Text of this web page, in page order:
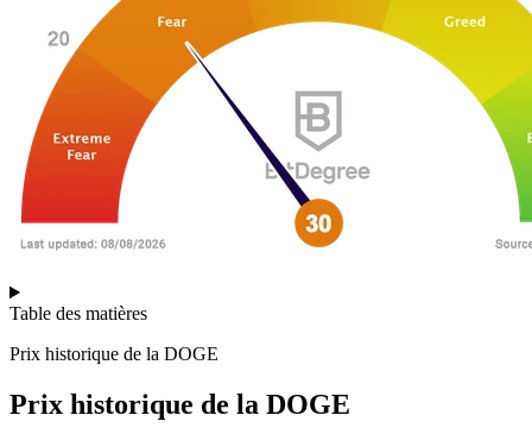
Table des matières
Prix historique de la DOGE
Prix historique de la DOGE